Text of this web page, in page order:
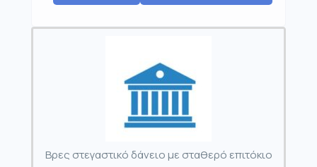
Βρες στεγαστικό δάνειο με σταθερό επιτόκιο